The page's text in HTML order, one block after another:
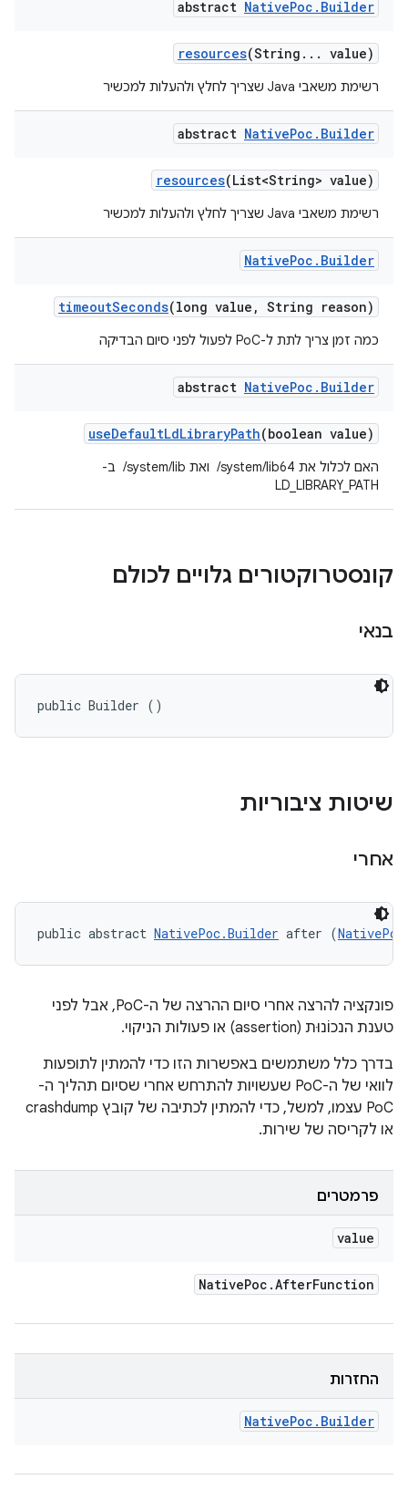
abstract NativePoc . Builder
resources(String . . . value)
רשימת משאבי Java שצריך לחלץ ולהעלות למכשיר
abstract NativePoc . Builder
resources(List<String> value)
רשימת משאבי Java שצריך לחלץ ולהעלות למכשיר
NativePoc . Builder
timeoutSeconds(long value , String reason)
כמה זמן צריך לתת ל-PoC לפעול לפני סיום הבדיקה
abstract NativePoc . Builder
useDefaultLdLibraryPath(boolean value)
האם לכלול את ‎ /system/lib64 ואת ‎ /system/lib ב-
LD_LIBRARY_PATH
קונסטרוקטורים גלויים לכולם
בנאי
public Builder ()
שיטות ציבוריות
אחרי
public abstract NativePoc.Builder after (
פונקציה להרצה אחרי סיום ההרצה של ה-PoC, אבל לפני
טענת הנכוֹנוּת (assertion) או פעולות הניקוי.
בדרך כלל משתמשים באפשרות הזו כדי להמתין לתופעות
לוואי של ה-PoC שעשויות להתרחש אחרי שסיום תהליך ה-
PoC עצמו, למשל, כדי להמתין לכתיבה של קובץ crashdump
או לקריסה של שירות.
פרמטרים
value
NativePoc .AfterFunction
החזרות
NativePoc . Builder